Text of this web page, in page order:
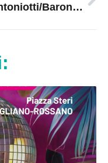
Antoniotti/Barone: “Spoke, Mascaro chieda confronto a Oliverio”